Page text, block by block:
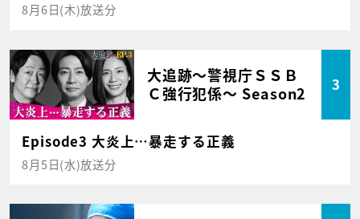
8月6日(木)放送分
大追跡～警視庁ＳＳＢ
Ｃ強行犯係～ Season2
3
Episode3 大炎上…暴走する正義
8月5日(水)放送分